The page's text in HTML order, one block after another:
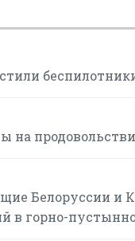
на
Белоруссии и
в горно-